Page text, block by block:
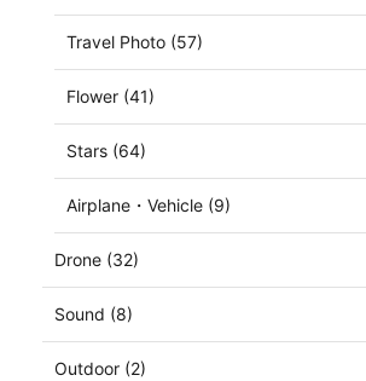
Travel Photo (57)
Flower (41)
Stars (64)
Airplane・Vehicle (9)
Drone (32)
Sound (8)
Outdoor (2)